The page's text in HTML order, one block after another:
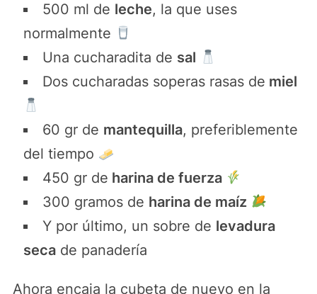
500 ml de leche, la que uses
normalmente
Una cucharadita de sal
Dos cucharadas soperas rasas de miel
60 gr de mantequilla, preferiblemente
del tiempo
450 gr de harina de fuerza
300 gramos de harina de maíz
Y por último, un sobre de levadura
secade panadería
Ahora encaja la cubeta de nuevo en la